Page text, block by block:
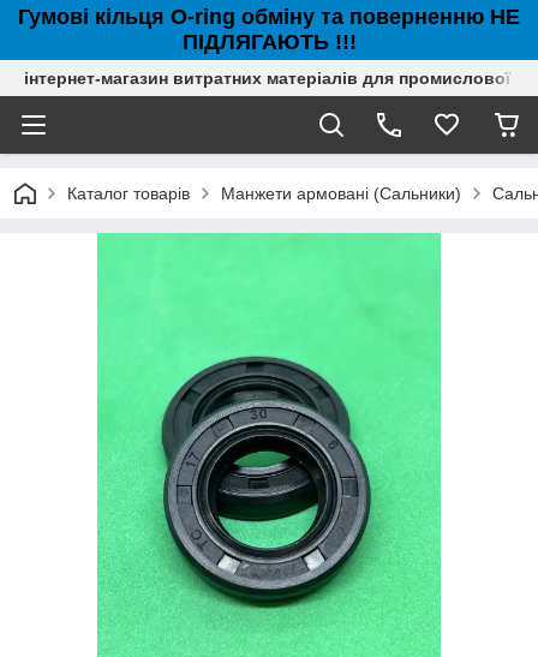
Гумові кільця O-ring обміну та поверненню НЕ
ПІДЛЯГАЮТЬ !!!
інтернет-магазин витратних матеріалів для промислової
Каталог товарів Манжети армовані (Сальники)